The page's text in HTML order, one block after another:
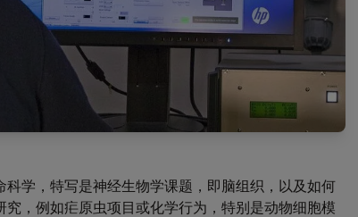
学，特写是神经生物学课题，即脑组织，以及如何
，例如疟原虫项目或化学行为，特别是动物细胞模